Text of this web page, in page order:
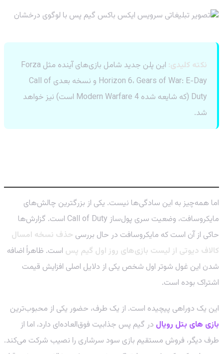
نکته کلیدی:
این پلن جدید شامل بازی‌های آینده مثل Forza
Horizon 6، Gears of War: E-Day و نسخه بعدی Call of
Duty (که شایعه شده Modern Warfare 4 است) نیز خواهد
شد.
اما همه‌چیز به این سادگی‌ها نیست. یکی از بزرگترین چالش‌های
مایکروسافت، وضعیت سری پول‌ساز Call of Duty است. گزارش‌ها
حاکی از آن است که مایکروسافت در حال بررسی حذف نسخه امسال
کالاف دیوتی از لیست بازی‌های روز اول گیم پس است. ظاهراً اضافه
شدن این غول شوتر اول شخص یکی از دلایل اصلی افزایش قیمت
اشتراک بوده است.
این یک دوراهی پیچیده است. از یک طرف، حضور یکی از محبوب‌ترین
بازی های بتل رویال در گیم پس جذابیت فوق‌العاده‌ای دارد، اما از
طرف دیگر، فروش مستقیم بازی سود سرشاری را نصیب شرکت می‌کند.